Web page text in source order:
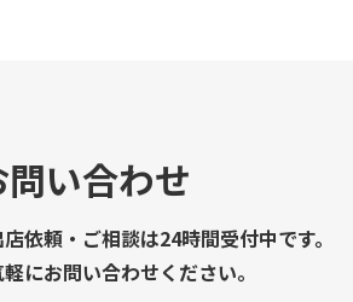
問い合わせ
依頼・ご相談は24時間受付中です。
にお問い合わせください。